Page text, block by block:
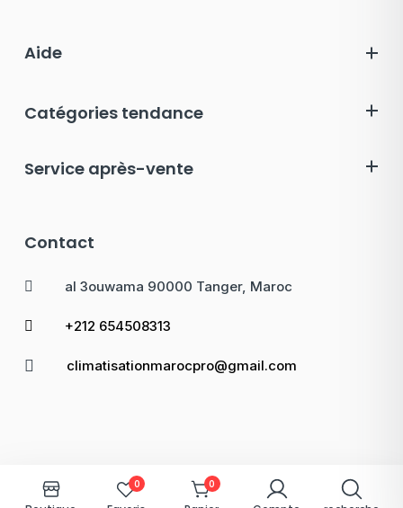
Aide
Catégories tendance
Service après-vente
Contact
al 3ouwama 90000 Tanger, Maroc
+212 654508313
climatisationmarocpro@gmail.com
0 0